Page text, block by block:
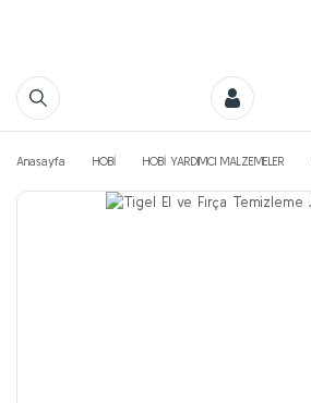
Anasayfa HOBİ HOBİ YARDIMCI MALZEMELER